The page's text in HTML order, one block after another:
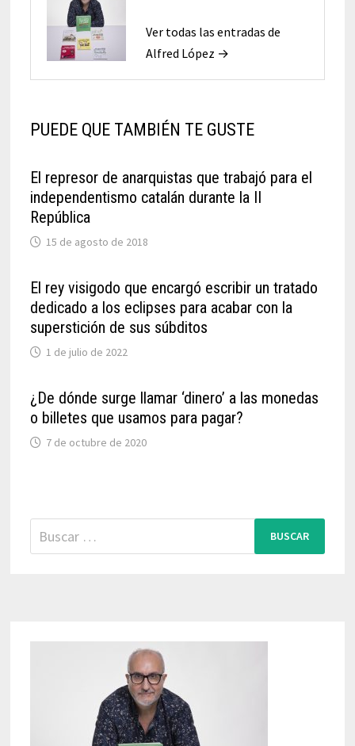
Ver todas las entradas de
Alfred López →
PUEDE QUE TAMBIÉN TE GUSTE
El represor de anarquistas que trabajó para el
independentismo catalán durante la II
República
15 de agosto de 2018
El rey visigodo que encargó escribir un tratado
dedicado a los eclipses para acabar con la
superstición de sus súbditos
1 de julio de 2022
¿De dónde surge llamar ‘dinero’ a las monedas
o billetes que usamos para pagar?
7 de octubre de 2020
Buscar: